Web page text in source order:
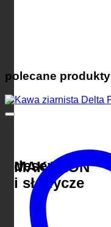
MAKARON
desery
i słodycze
polecane produkty